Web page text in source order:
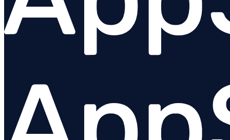
Performance / tracing
Anomaly detection